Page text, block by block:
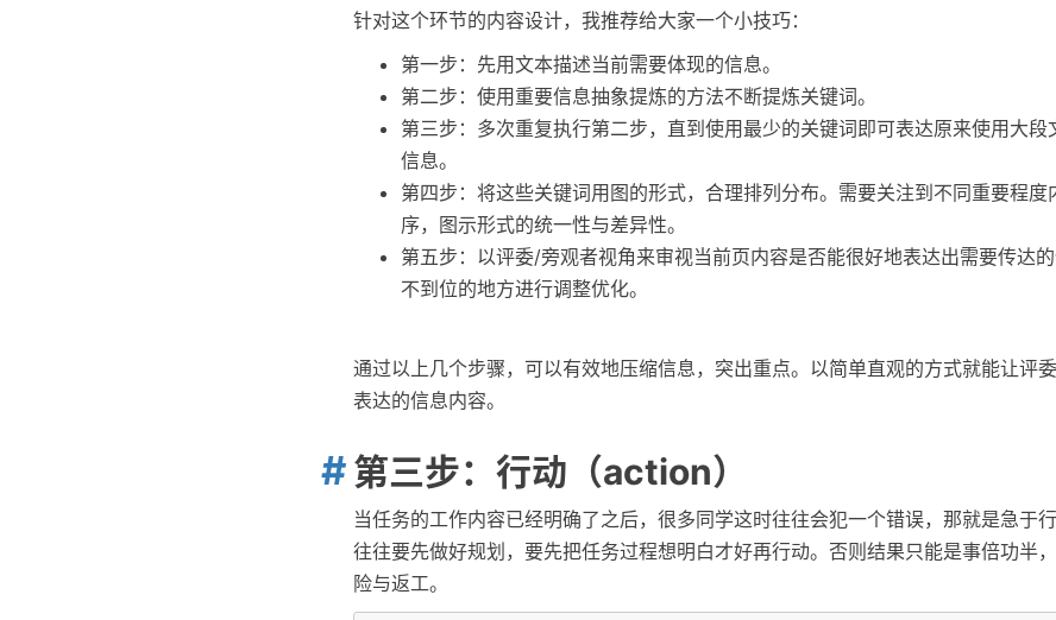
针对这个环节的内容设计，我推荐给大家一个小技巧：
第一步：先用文本描述当前需要体现的信息。
第二步：使用重要信息抽象提炼的方法不断提炼关键词。
第三步：多次重复执行第二步，直到使用最少的关键词即可表达原来使用大段
信息。
第四步：将这些关键词用图的形式，合理排列分布。需要关注到不同重要程度
序，图示形式的统一性与差异性。
第五步：以评委/旁观者视角来审视当前页内容是否能很好地表达出需要传达
不到位的地方进行调整优化。
通过以上几个步骤，可以有效地压缩信息，突出重点。以简单直观的方式就能让评
表达的信息内容。
第三步：行动（action）
当任务的工作内容已经明确了之后，很多同学这时往往会犯一个错误，那就是急于
往往要先做好规划，要先把任务过程想明白才好再行动。否则结果只能是事倍功半
险与返工。